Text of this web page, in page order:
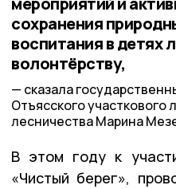
сохранения
воспитания в детях
волонтёрству,
сказала
Отъясского участкового
лесничества Марина
В этом году к
«Чистый берег»,